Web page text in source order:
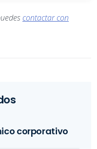
contactar con
corporativo